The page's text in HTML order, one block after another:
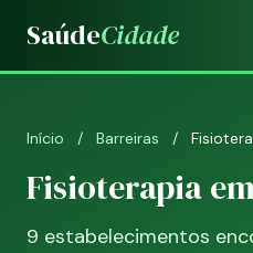
SaúdeCidade
Início / Barreiras /
Fisioterapia
9 estabelecimentos